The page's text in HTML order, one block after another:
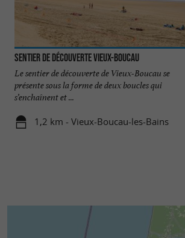
Sentier de découverte Vieux-Boucau
Le sentier de découverte de Vieux-Boucau se
présente sous la forme de deux boucles qui
s’enchaînent et ...
1,2 km - Vieux-Boucau-les-Bains